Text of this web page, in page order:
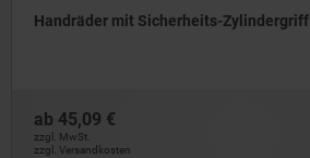
Handräder mit Sicherheits-Zylindergriff
ab 45,09 €
zzgl. MwSt.
zzgl. Versandkosten